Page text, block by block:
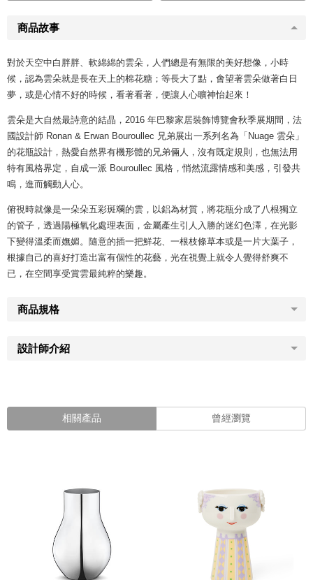
商品故事
對於天空中白胖胖、軟綿綿的雲朵，人們總是有無限的美好想像，小時
候，認為雲朵就是長在天上的棉花糖；等長大了點，會望著雲朵做著白日
夢，或是心情不好的時候，看著看著，便讓人心曠神怡起來！
雲朵是大自然最詩意的結晶，2016 年巴黎家居裝飾博覽會秋季展期間，法
國設計師 Ronan & Erwan Bouroullec 兄弟展出一系列名為「Nuage 雲朵」
的花瓶設計，熱愛自然界有機形體的兄弟倆人，沒有既定規則，也無法用
特有風格界定，自成一派 Bouroullec 風格，悄然流露情感和美感，引發共
鳴，進而觸動人心。
俯視時就像是一朵朵五彩斑斕的雲，以鋁為材質，將花瓶分成了八根獨立
的管子，透過陽極氧化處理表面，金屬產生引人入勝的迷幻色澤，在光影
下變得溫柔而嫵媚。隨意的插一把鮮花、一根枝條草本或是一片大葉子，
根據自己的喜好打造出富有個性的花藝，光在視覺上就令人覺得舒爽不
已，在空間享受賞雲最純粹的樂趣。
商品規格
設計師介紹
相關產品 曾經瀏覽